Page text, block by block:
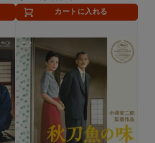
カートに入れる